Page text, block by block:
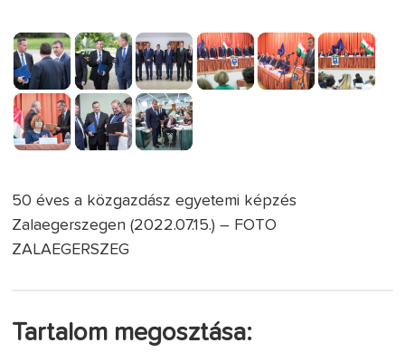
50 éves a közgazdász egyetemi képzés
Zalaegerszegen (2022.07.15.) – FOTO
ZALAEGERSZEG
Tartalom megosztása: